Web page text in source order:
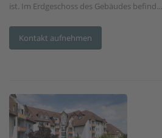
ist. Im Erdgeschoss des Gebäudes befind...
Kontakt aufnehmen